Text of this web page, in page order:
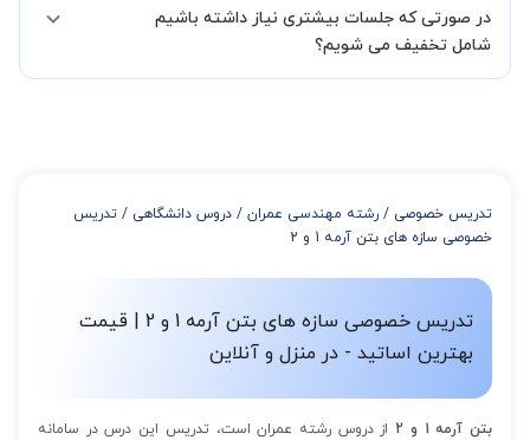
مدرس مشخص کند ابتدا باید جلسه اول کلاس درس شما با مدرس برگزار
شود تا با توجه به سطح شما و خواسته شما مدرس اعلام کنند که تقریبا
در صورتی که جلسات بیشتری نیاز داشته باشیم
شامل تخفیف می شویم؟
از 12 تا 15 جلسه: 7% تخفیف
از 16 تا 100 جلسه: 9% تخفیف
تدریس خصوصی / رشته مهندسی عمران / دروس دانشگاهی / تدریس
خصوصی سازه های بتن آرمه 1 و 2
تدریس خصوصی سازه های بتن آرمه 1 و 2 | قیمت
بهترین اساتید - در منزل و آنلاین
بتن آرمه 1 و 2
از دروس رشته عمران است، تدریس این درس در سامانه